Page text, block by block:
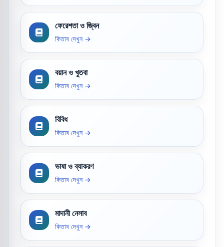
ফেরেশতা ও জ্বিন
কিতাব দেখুন →
বয়ান ও খুতবা
কিতাব দেখুন →
বিবিধ
কিতাব দেখুন →
ভাষা ও ব্যাকরণ
কিতাব দেখুন →
মাদানী নেসাব
কিতাব দেখুন →